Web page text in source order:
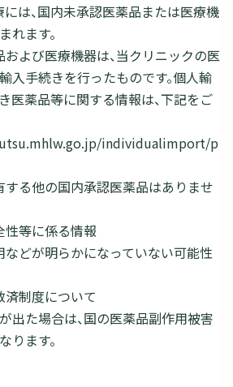
には、国内未承認医薬品または医療機
れます。
および医療機器は、当クリニックの医
入手続きを行ったものです。個人輸
医薬品等に関する情報は、下記をご
individualimport/p
する他の国内承認医薬品はありませ
性等に係る情報
などが明らかになっていない可能性
済制度について
出た場合は、国の医薬品副作用被害
ります。